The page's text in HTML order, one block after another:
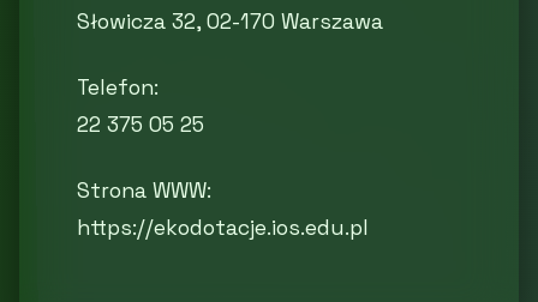
Słowicza 32, 02-170 Warszawa
Telefon:
22 375 05 25
Strona WWW:
https://ekodotacje.ios.edu.pl